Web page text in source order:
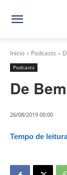
Início Podcasts
Podcasts
De
26/08/2019 00:00
Tempo de